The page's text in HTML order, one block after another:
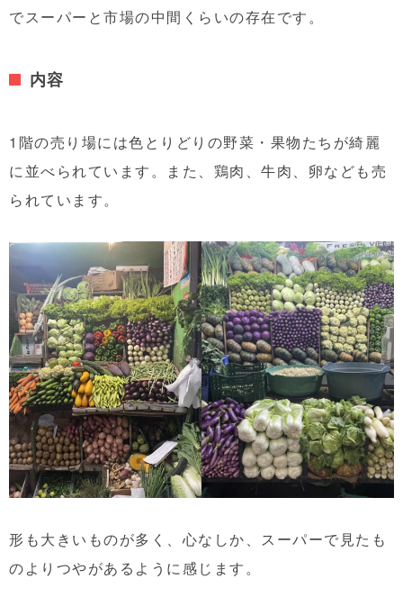
でスーパーと市場の中間くらいの存在です。
内容
1階の売り場には色とりどりの野菜・果物たちが綺麗
に並べられています。また、鶏肉、牛肉、卵なども売
られています。
形も大きいものが多く、心なしか、スーパーで見たも
のよりつやがあるように感じます。